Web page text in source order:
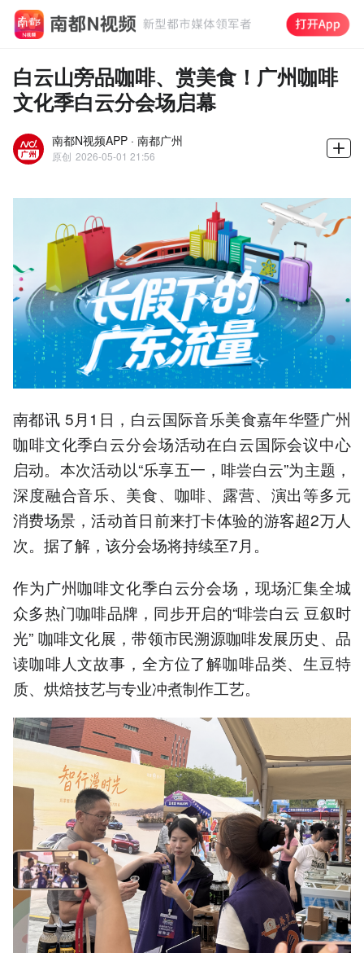
白云山旁品咖啡、赏美食！广州咖啡
文化季白云分会场启幕
南都N视频APP · 南都广州
原创 2026-05-01 21:56
南都讯 5月1日，白云国际音乐美食嘉年华暨广州
咖啡文化季白云分会场活动在白云国际会议中心
启动。本次活动以“乐享五一，啡尝白云”为主题，
深度融合音乐、美食、咖啡、露营、演出等多元
消费场景，活动首日前来打卡体验的游客超2万人
次。据了解，该分会场将持续至7月。
作为广州咖啡文化季白云分会场，现场汇集全城
众多热门咖啡品牌，同步开启的“啡尝白云 豆叙时
光” 咖啡文化展，带领市民溯源咖啡发展历史、品
读咖啡人文故事，全方位了解咖啡品类、生豆特
质、烘焙技艺与专业冲煮制作工艺。